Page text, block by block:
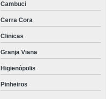
Cambuci
Cerra Cora
Clinicas
Granja Viana
Higienópolis
Pinheiros